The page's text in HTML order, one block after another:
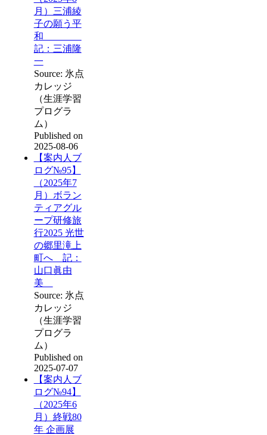
月）三浦綾
子の願う平
和
記：三浦隆
一
Source: 氷点
カレッジ
（生涯学習
プログラ
ム）
Published on
2025-08-06
【案内人ブ
ログ№95】
（2025年7
月）ボラン
ティアグル
ープ研修旅
行2025 光世
の郷里滝上
町へ 記：
山口眞由
美
Source: 氷点
カレッジ
（生涯学習
プログラ
ム）
Published on
2025-07-07
【案内人ブ
ログ№94】
（2025年6
月）終戦80
年 企画展